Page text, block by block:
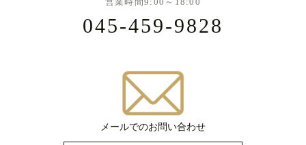
045-459-9828
メールでのお問い合わせ